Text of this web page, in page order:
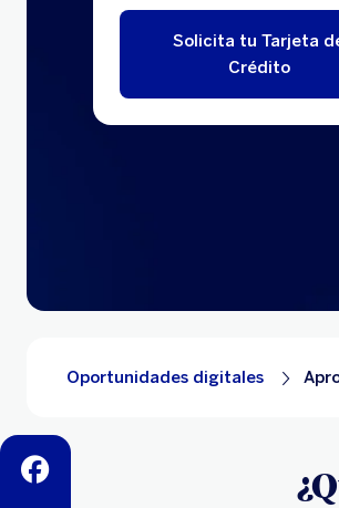
Solicita tu Tarjeta
Crédito
facebook
Oportunidades digitales